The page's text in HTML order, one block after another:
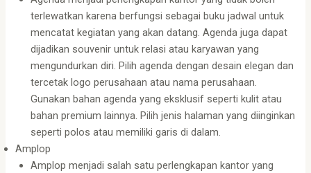
terlewatkan karena berfungsi sebagai buku jadwal untuk
mencatat kegiatan yang akan datang. Agenda juga dapat
dijadikan souvenir untuk relasi atau karyawan yang
mengundurkan diri. Pilih agenda dengan desain elegan dan
tercetak logo perusahaan atau nama perusahaan.
Gunakan bahan agenda yang eksklusif seperti kulit atau
bahan premium lainnya. Pilih jenis halaman yang diinginkan
seperti polos atau memiliki garis di dalam.
Amplop
Amplop menjadi salah satu perlengkapan kantor yang